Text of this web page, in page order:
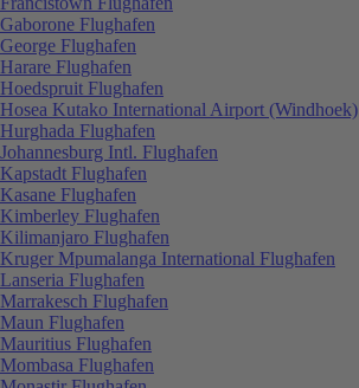
Gaborone Flughafen
George Flughafen
Harare Flughafen
Hoedspruit Flughafen
Hosea Kutako International Airport (Windhoek)
Hurghada Flughafen
Johannesburg Intl. Flughafen
Kapstadt Flughafen
Kasane Flughafen
Kimberley Flughafen
Kilimanjaro Flughafen
Kruger Mpumalanga International Flughafen
Lanseria Flughafen
Marrakesch Flughafen
Maun Flughafen
Mauritius Flughafen
Mombasa Flughafen